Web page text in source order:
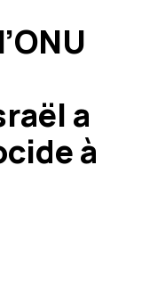
a
à